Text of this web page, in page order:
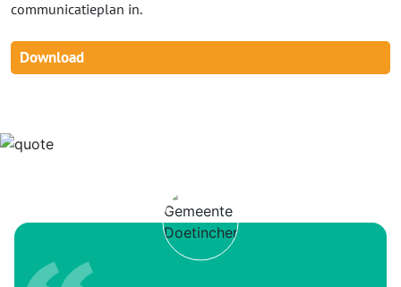
communicatieplan in.
Download